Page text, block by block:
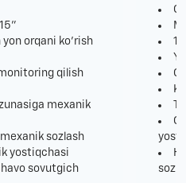
yon orqani ko'rish
qilish
mexanik
sozlash
yostiqchasi
sovutgich